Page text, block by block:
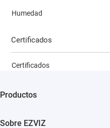
Humedad
Certificados
Certificados
Productos
Sobre EZVIZ